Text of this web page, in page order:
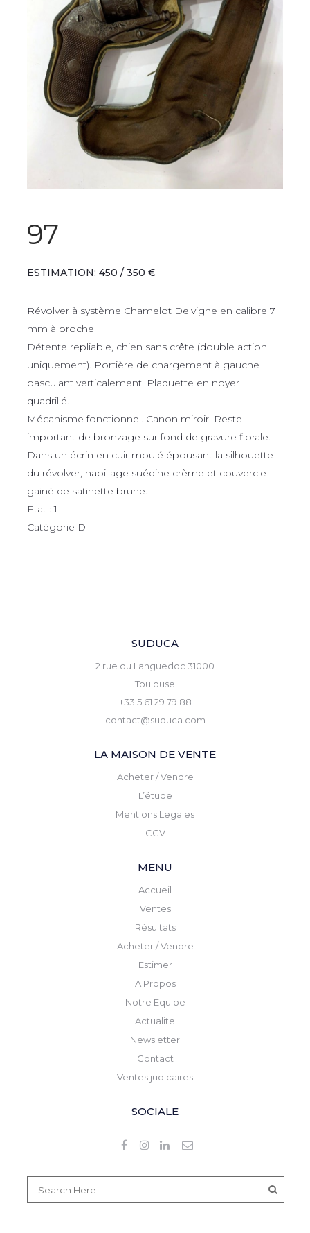
97
ESTIMATION: 450 / 350 €
Révolver à système Chamelot Delvigne en calibre 7
mm à broche
Détente repliable, chien sans crête (double action
uniquement). Portière de chargement à gauche
basculant verticalement. Plaquette en noyer
quadrillé.
Mécanisme fonctionnel. Canon miroir. Reste
important de bronzage sur fond de gravure florale.
Dans un écrin en cuir moulé épousant la silhouette
du révolver, habillage suédine crème et couvercle
gainé de satinette brune.
Etat : 1
Catégorie D
SUDUCA
2 rue du Languedoc 31000
Toulouse
+33 5 61 29 79 88
contact@suduca.com
LA MAISON DE VENTE
Acheter / Vendre
L’étude
Mentions Legales
CGV
MENU
Accueil
Ventes
Résultats
Acheter / Vendre
Estimer
A Propos
Notre Equipe
Actualite
Newsletter
Contact
Ventes judicaires
SOCIALE